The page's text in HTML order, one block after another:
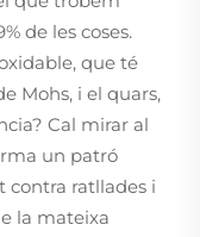
de les coses.
que té
Mohs, i el quars,
Cal mirar al
un patró
contra ratllades i
la mateixa